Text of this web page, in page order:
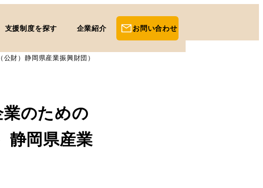
支援制度を探す 企業紹介 お問い合わせ
財）静岡県産業振興財団）
業のための
静岡県産業